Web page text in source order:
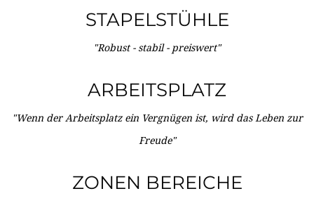
STAPELSTÜHLE
"Robust - stabil - preiswert"
ARBEITSPLATZ
"Wenn der Arbeitsplatz ein Vergnügen ist, wird das Leben zur
Freude"
ZONEN BEREICHE